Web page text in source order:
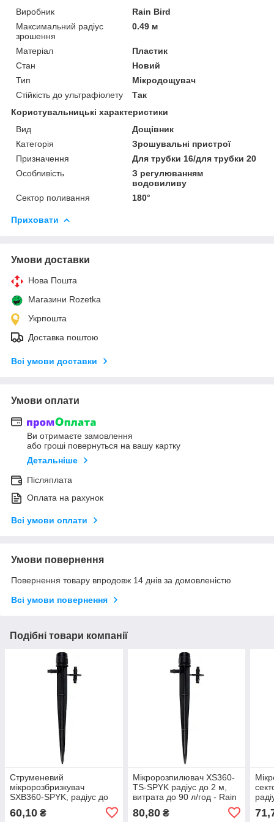
Виробник
Rain Bird
Максимальний радіус
зрошення
0.49 м
Матеріал
Пластик
Стан
Новий
Тип
Мікродощувач
Стійкість до ультрафіолету
Так
Користувальницькі характеристики
Вид
Дощівник
Категорія
Зрошувальні пристрої
Призначення
Для трубки 16/для трубки 20
Особливість
З регулюванням
водовиливу
Сектор поливання
180°
Приховати
Умови доставки
Нова Пошта
Магазини Rozetka
Укрпошта
Доставка поштою
Всі умови доставки
Умови оплати
Ви отримаєте замовлення
або гроші повернуться на вашу картку
Детальніше
Післяплата
Оплата на рахунок
Всі умови оплати
Умови повернення
Повернення товару впродовж 14 днів за домовленістю
Всі умови повернення
Подібні товари компанії
Струменевий
мікророзбризкувач
SXB360-SPYK, радіус до
46 см, витрата до 49 л/г -
Rain Bird
60,10 ₴
Мікророзпилювач XS360-
TS-SPYK радіус до 2 м,
витрата до 90 л/год - Rain
80,80₴